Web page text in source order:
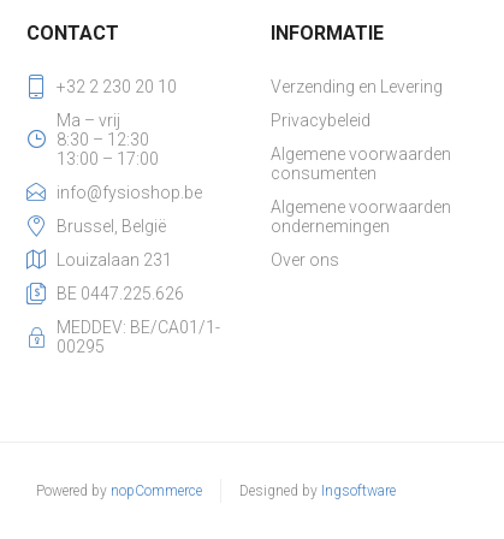
CONTACT
+32 2 230 20 10
Ma – vrij
8:30 – 12:30
13:00 – 17:00
info@fysioshop.be
Brussel, België
Louizalaan 231
BE 0447.225.626
MEDDEV: BE/CA01/1-
00295
INFORMATIE
Verzending en Levering
Privacybeleid
Algemene voorwaarden
consumenten
Algemene voorwaarden
ondernemingen
Over ons
Powered by nopCommerce Designed by Ingsoftware